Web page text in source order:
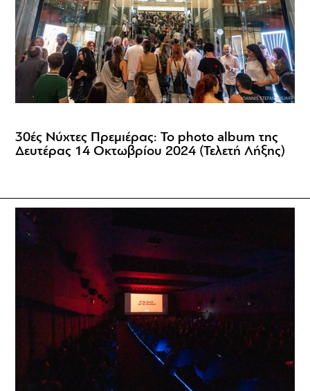
30ές Νύχτες Πρεμιέρας: Το photo album της
Δευτέρας 14 Οκτωβρίου 2024 (Τελετή Λήξης)